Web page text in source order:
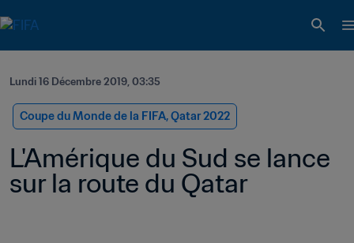
Lundi 16 Décembre 2019, 03:35
Coupe du Monde de la FIFA, Qatar 2022
L'Amérique du Sud se lance
sur la route du Qatar